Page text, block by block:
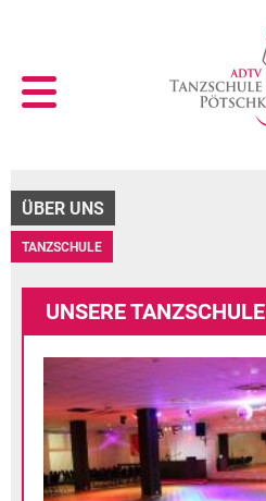
ÜBER UNS
TANZSCHULE
UNSERE TANZSCHULE